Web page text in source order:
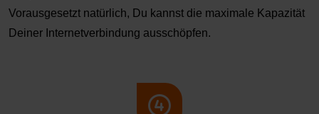
Vorausgesetzt natürlich, Du kannst die maximale Kapazität
Deiner Internetverbindung ausschöpfen.